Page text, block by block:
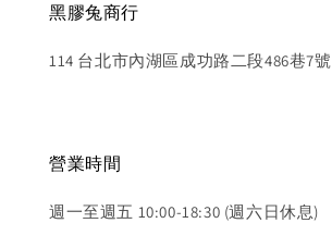
黑膠兔商行
114 台北市內湖區成功路二段486巷7號
營業時間
週一至週五 10:00-18:30 (週六日休息)